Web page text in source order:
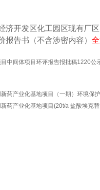
济开发区化工园区现有厂
报告书（不含涉密内容）
中间体项目环评报告报批稿1220公
药产业化基地项目（一期）环境保
药产业化基地项目(20t/a 盐酸埃克